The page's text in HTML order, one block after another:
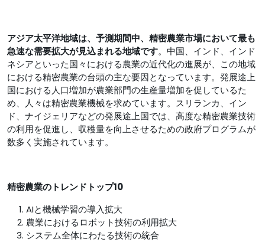
アジア太平洋地域は、予測期間中、精密農業市場において最も
急速な需要拡大が見込まれる地域です。中国、インド、インド
ネシアといった国々における農業の近代化の進展が、この地域
における精密農業の台頭の主な要因となっています。発展途上
国における人口増加が農業部門の生産量増加を促しているた
め、人々は精密農業機械を求めています。スリランカ、イン
ド、ナイジェリアなどの発展途上国では、高度な精密農業技術
の利用を促進し、収穫量を向上させるための政府プログラムが
数多く実施されています。
精密農業のトレンドトップ10
AIと機械学習の導入拡大
農業におけるロボット技術の利用拡大
システム全体にわたる技術の統合